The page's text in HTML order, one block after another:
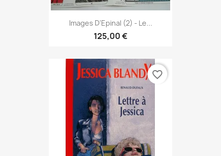
Images D'Epinal (2) - Le...
125,00 €
favorite_border